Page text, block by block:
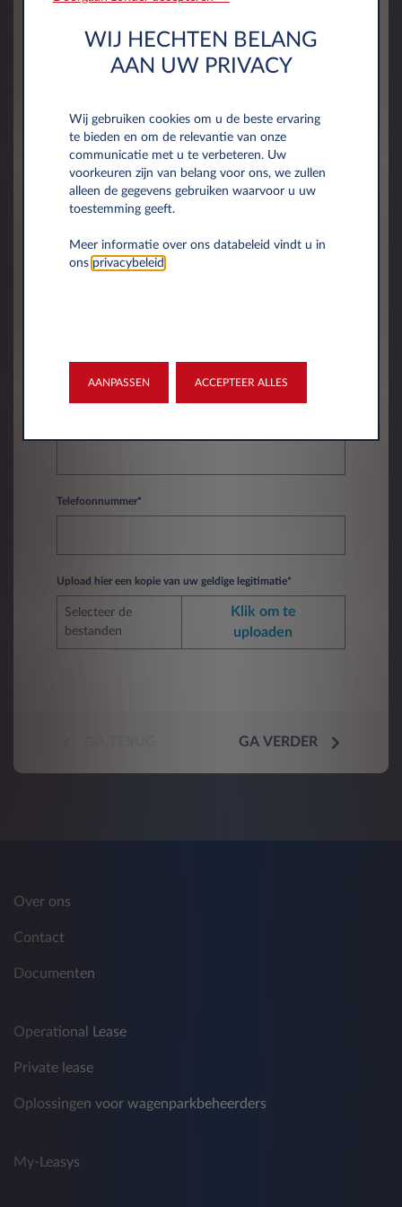
Selecteer
Adres*
Telefoonnummer*
Upload hier een kopie van uw geldige legitimatie*
Selecteer de
bestanden
Klik om te
uploaden
GA VERDER
Over ons
Contact
Documenten
Operational Lease
Private lease
Oplossingen voor wagenparkbeheerders
My-Leasys
WIJ HECHTEN BELANG
AAN UW PRIVACY
Wij gebruiken cookies om u de beste ervaring
te bieden en om de relevantie van onze
communicatie met u te verbeteren. Uw
voorkeuren zijn van belang voor ons, we zullen
alleen de gegevens gebruiken waarvoor u uw
toestemming geeft.
Meer informatie over ons databeleid vindt u in
ons privacybeleid.
AANPASSEN ACCEPTEER ALLES